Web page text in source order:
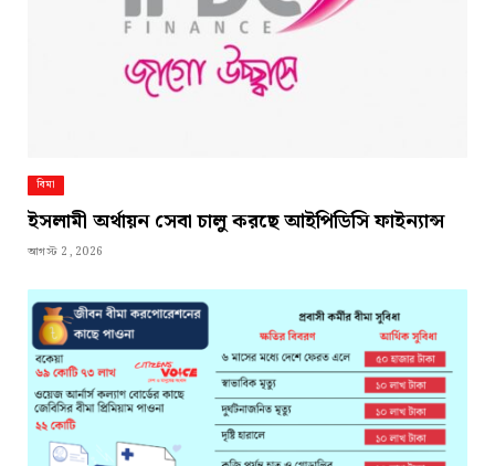
বিমা
ইসলামী অর্থায়ন সেবা চালু করছে আইপিডিসি ফাইন্যান্স
আগস্ট 2, 2026